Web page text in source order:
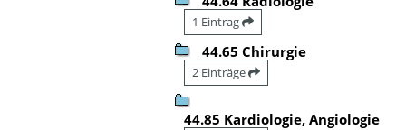
1 Eintrag
44.65 Chirurgie
2 Einträge
44.85 Kardiologie, Angiologie